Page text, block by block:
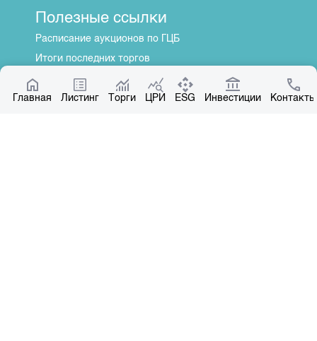
Главная Листинг Торги ЦРИ ESG Инвестиции Контакты
Полезные ссылки
Расписание аукционов по ГЦБ
Итоги последних торгов
Котировки по ЦБ
Центр раскрытия информации